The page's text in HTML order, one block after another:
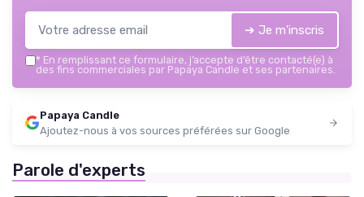
➔ Je m'inscris
* En remplissant ce formulaire, j’accepte d’être contacté(e) à
des fins commerciales par Papaya Candle et ses partenaires.
Papaya Candle
Ajoutez-nous à vos sources préférées sur Google
Parole d'experts